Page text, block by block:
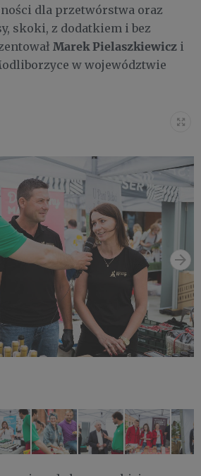
dla przetwórstwa oraz
skoki, z dodatkiem i bez
Marek Pielaszkiewicz i
w województwie